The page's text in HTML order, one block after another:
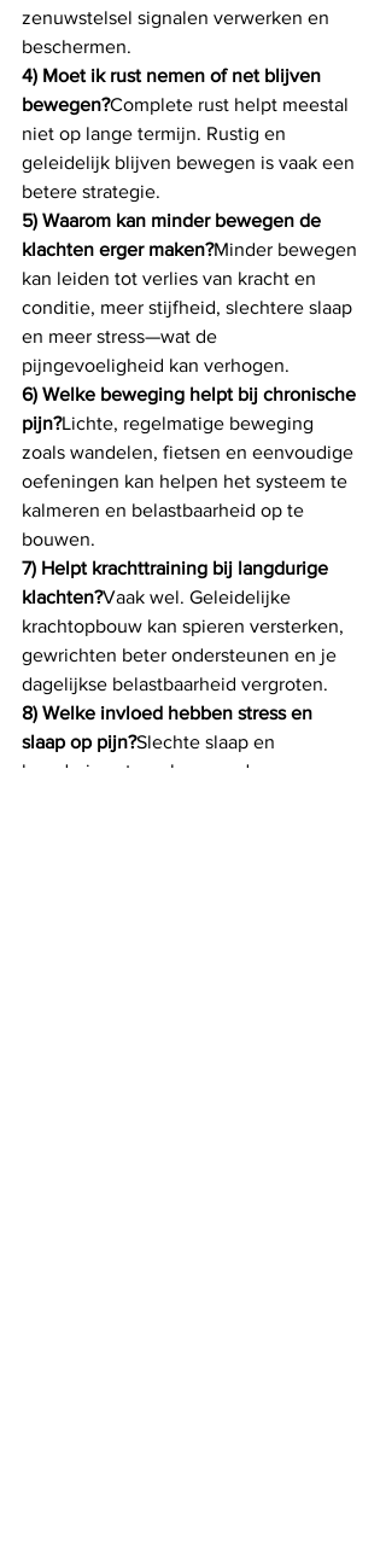
zenuwstelsel signalen verwerken en
beschermen.
4) Moet ik rust nemen of net blijven
bewegen?Complete rust helpt meestal
niet op lange termijn. Rustig en
geleidelijk blijven bewegen is vaak een
betere strategie.
5) Waarom kan minder bewegen de
klachten erger maken?Minder bewegen
kan leiden tot verlies van kracht en
conditie, meer stijfheid, slechtere slaap
en meer stress—wat de
pijngevoeligheid kan verhogen.
6) Welke beweging helpt bij chronische
pijn?Lichte, regelmatige beweging
zoals wandelen, fietsen en eenvoudige
oefeningen kan helpen het systeem te
kalmeren en belastbaarheid op te
bouwen.
7) Helpt krachttraining bij langdurige
klachten?Vaak wel. Geleidelijke
krachtopbouw kan spieren versterken,
gewrichten beter ondersteunen en je
dagelijkse belastbaarheid vergroten.
8) Welke invloed hebben stress en
slaap op pijn?Slechte slaap en
langdurige stress kunnen de